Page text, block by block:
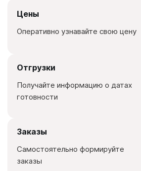
Цены
Оперативно узнавайте свою цену
Отгрузки
Получайте информацию о датах
готовности
Заказы
Самостоятельно формируйте
заказы